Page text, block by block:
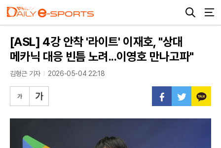
[ASL] 4강 안착 '라이트' 이재호, "상대
메카닉 대응 빈틈 노려...이영호 만나고파"
김형근 기자 2026-05-04 22:18